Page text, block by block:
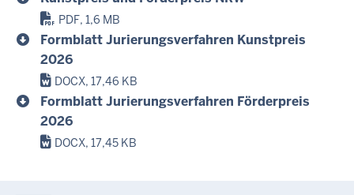
PDF, 1,6 MB
Formblatt Jurierungsverfahren Kunstpreis
2026
DOCX, 17,46 KB
Formblatt Jurierungsverfahren Förderpreis
2026
DOCX, 17,45 KB